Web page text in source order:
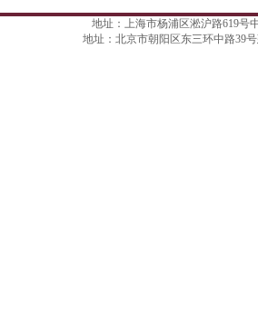
地址：上海市杨浦区淞沪路619
地址：北京市朝阳区东三环中路39号